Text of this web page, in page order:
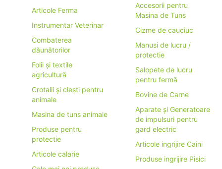
Articole Ferma
Instrumentar Veterinar
Combaterea
dăunătorilor
Folii și textile
agricultură
Crotalii și clești pentru
animale
Masina de tuns animale
Produse pentru
protectie
Articole calarie
Accesorii pentru
Masina de Tuns
Cizme de cauciuc
Manusi de lucru /
protectie
Salopete de lucru
pentru fermă
Bovine de Carne
Aparate și Generatoare
de impulsuri pentru
gard electric
Articole ingrijire Caini
Produse ingrijire Pisici